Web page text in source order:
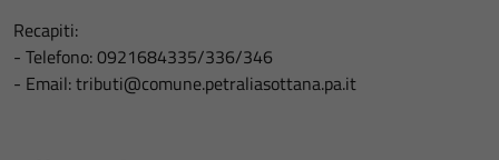
Recapiti:
- Telefono: 0921684335/336/346
- Email: tributi@comune.petraliasottana.pa.it